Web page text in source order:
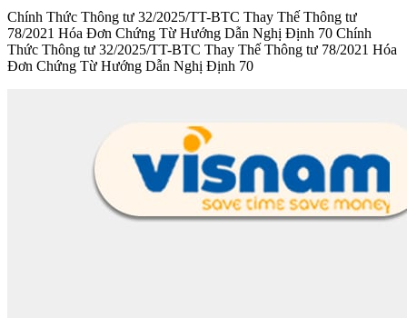
Chính Thức Thông tư 32/2025/TT-BTC Thay Thế Thông tư
78/2021 Hóa Đơn Chứng Từ Hướng Dẫn Nghị Định 70 Chính
Thức Thông tư 32/2025/TT-BTC Thay Thế Thông tư 78/2021 Hóa
Đơn Chứng Từ Hướng Dẫn Nghị Định 70